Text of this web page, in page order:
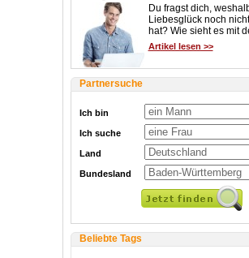
Du fragst dich,
Liebesglück noch
hat? Wie sieht es mit
Artikel lesen >>
Partnersuche
Ich bin
Ich suche
Land
Bundesland
Beliebte Tags